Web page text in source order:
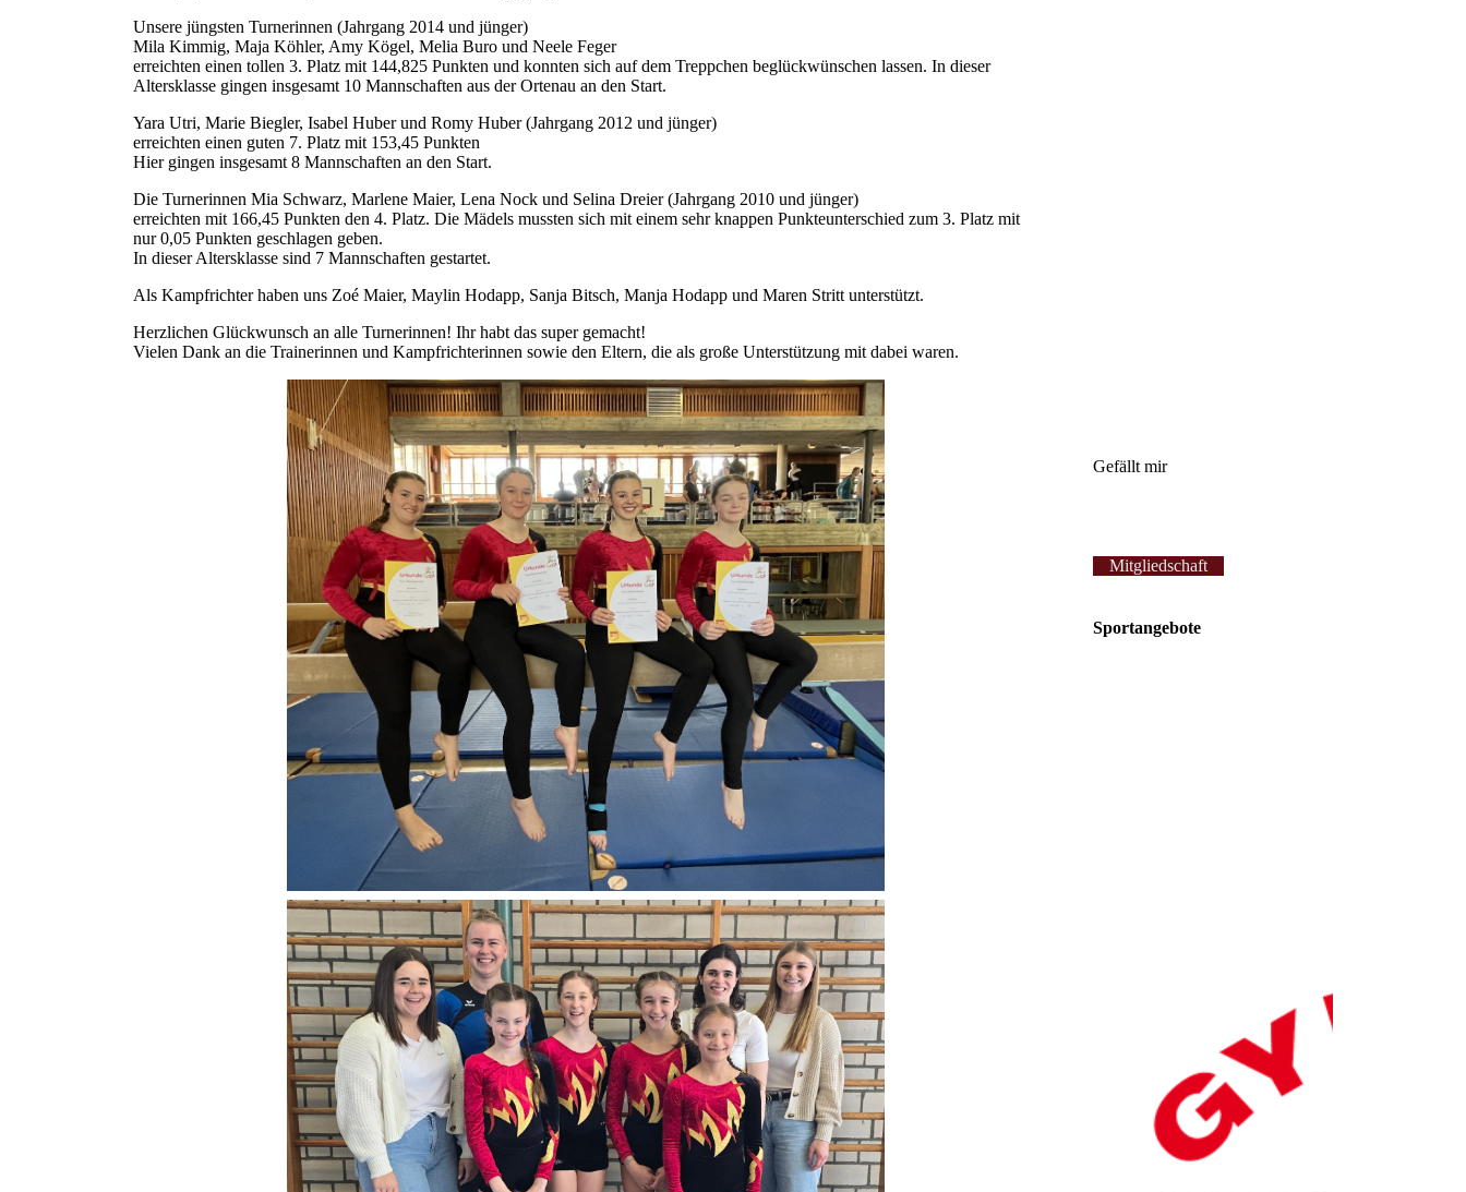
Unsere jüngsten Turnerinnen (Jahrgang 2014 und jünger)
Mila Kimmig, Maja Köhler, Amy Kögel, Melia Buro und Neele Feger
erreichten einen tollen 3. Platz mit 144,825 Punkten und konnten sich auf dem Treppchen beglückwünschen lassen. In dieser
Altersklasse gingen insgesamt 10 Mannschaften aus der Ortenau an den Start.
Yara Utri, Marie Biegler, Isabel Huber und Romy Huber (Jahrgang 2012 und jünger)
erreichten einen guten 7. Platz mit 153,45 Punkten
Hier gingen insgesamt 8 Mannschaften an den Start.
Die Turnerinnen Mia Schwarz, Marlene Maier, Lena Nock und Selina Dreier (Jahrgang 2010 und jünger)
erreichten mit 166,45 Punkten den 4. Platz. Die Mädels mussten sich mit einem sehr knappen Punkteunterschied zum 3. Platz mit
nur 0,05 Punkten geschlagen geben.
In dieser Altersklasse sind 7 Mannschaften gestartet.
Als Kampfrichter haben uns Zoé Maier, Maylin Hodapp, Sanja Bitsch, Manja Hodapp und Maren Stritt unterstützt.
Herzlichen Glückwunsch an alle Turnerinnen! Ihr habt das super gemacht!
Vielen Dank an die Trainerinnen und Kampfrichterinnen sowie den Eltern, die als große Unterstützung mit dabei waren.
Gefällt mir
Mitgliedschaft
Sportangebote